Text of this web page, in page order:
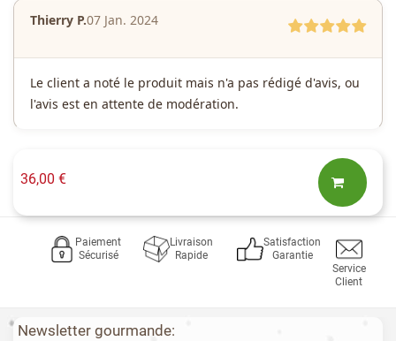
Thierry P.07 Jan. 2024
Le client a noté le produit mais n'a pas rédigé d'avis, ou
l'avis est en attente de modération.
36,00 €
Paiement
Sécurisé
Livraison
Rapide
Satisfaction
Garantie
Service
Client
Newsletter gourmande: